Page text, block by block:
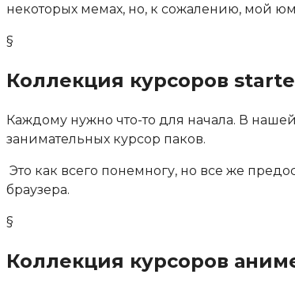
некоторых мемах, но, к сожалению, мой
§
Коллекция курсоров
Каждому нужно что-то для начала. В
занимательных курсор паков.
Это как всего понемногу, но все же
браузера.
§
Коллекция курсоров